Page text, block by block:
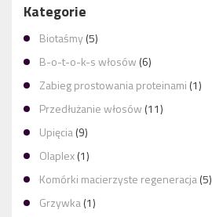
Kategorie
Biotaśmy(5)
B-o-t-o-k-s włosów (6)
Zabieg prostowania proteinami (1)
Przedłużanie włosów (11)
Upięcia(9)
Olaplex(1)
Komórki macierzyste regeneracja(5)
Grzywka(1)